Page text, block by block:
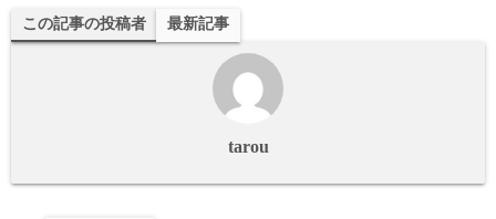
この記事の投稿者 最新記事
tarou